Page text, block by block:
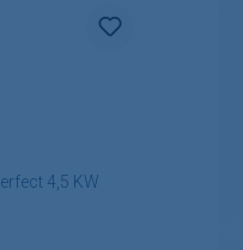
4,5 KW